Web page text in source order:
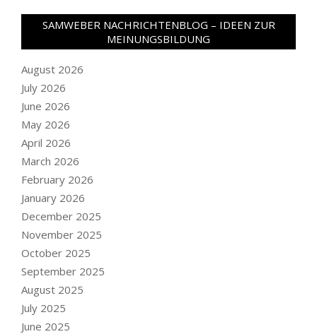
SAMWEBER NACHRICHTENBLOG – IDEEN ZUR
MEINUNGSBILDUNG
August 2026
July 2026
June 2026
May 2026
April 2026
March 2026
February 2026
January 2026
December 2025
November 2025
October 2025
September 2025
August 2025
July 2025
June 2025